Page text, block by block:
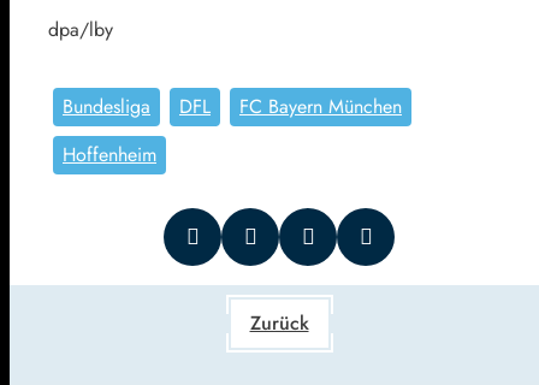
dpa/lby
Bundesliga DFL
FC Bayern München
Hoffenheim
Zurück